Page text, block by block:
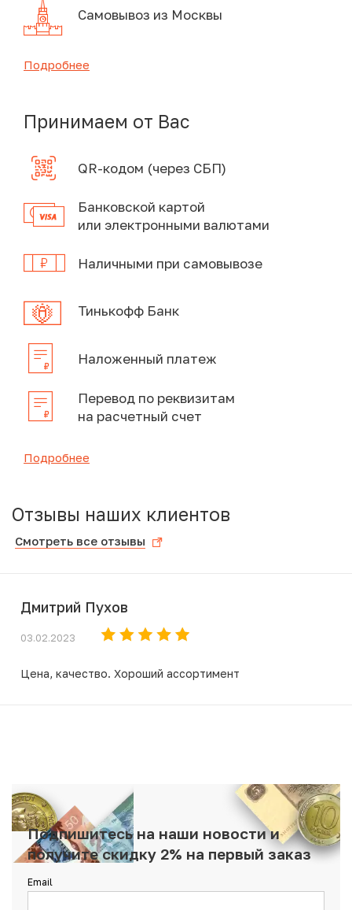
Самовывоз из Москвы
Подробнее
Принимаем от Вас
QR-кодом (через СБП)
Банковской картой
или электронными валютами
Наличными при самовывозе
Тинькофф Банк
Наложенный платеж
Перевод по реквизитам
на расчетный счет
Подробнее
Отзывы наших клиентов
Смотреть все отзывы
Дмитрий Пухов
03.02.2023
Цена, качество. Хороший ассортимент
Подпишитесь на наши новости и
получите скидку 2% на первый заказ
Email